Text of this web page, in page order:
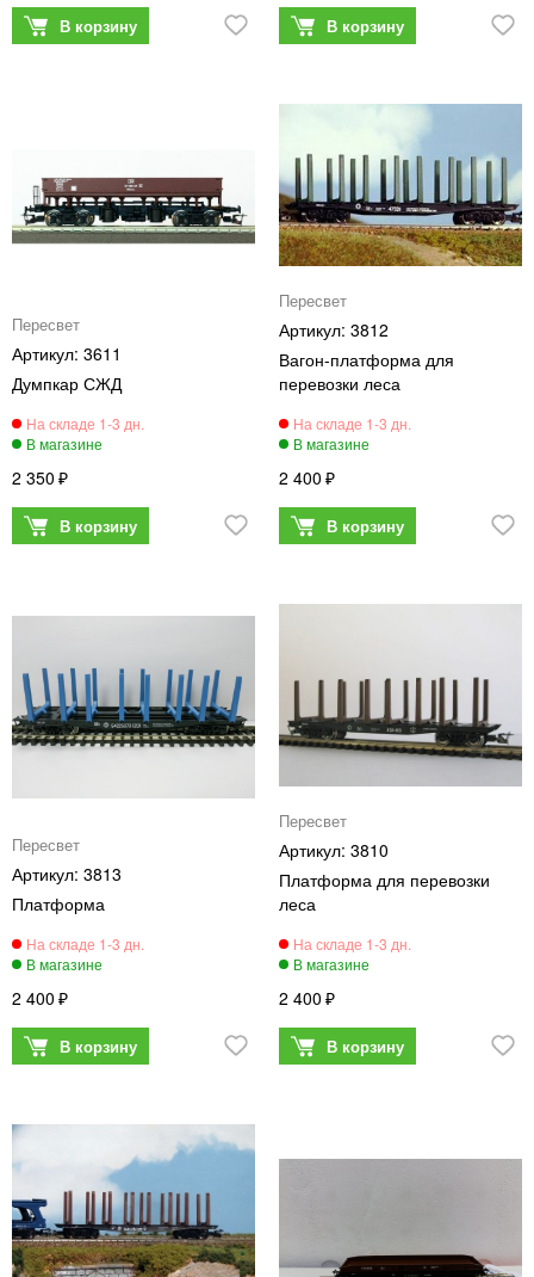
Пересвет
3611
Думпкар СЖД
2 350
Пересвет
3812
Вагон-платформа для
перевозки леса
2 400
Пересвет
3813
Платформа
2 400
Пересвет
3810
Платформа для перевозки
леса
2 400